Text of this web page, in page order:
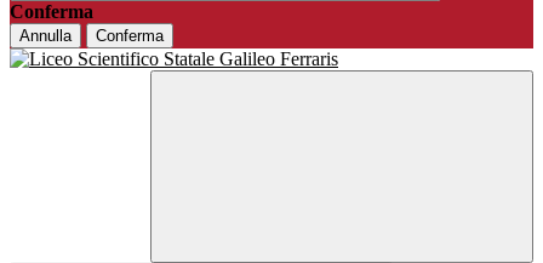
Conferma
Annulla Conferma